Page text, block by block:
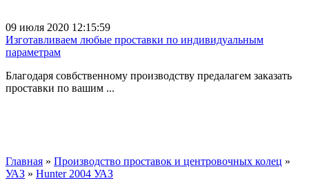
09 июля 2020 12:15:59
Изготавливаем любые проставки по индивидуальным
параметрам
Благодаря совбственному производству предалагем заказать
проставки по вашим ...
Главная » Производство проставок и центровочных колец »
УАЗ » Hunter 2004 УАЗ